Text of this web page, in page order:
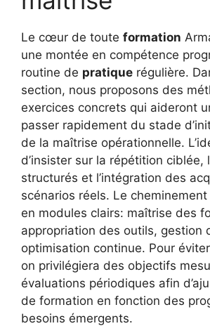
Le cœur de toute formation
une montée en compétence
routine de pratique régulière.
section, nous proposons des
exercices concrets qui aideront
passer rapidement du stade
de la maîtrise opérationnelle.
d’insister sur la répétition ciblée,
structurés et l’intégration des
scénarios réels. Le
en modules clairs: maîtrise des
appropriation des outils, gestion
optimisation continue. Pour
on privilégiera des objectifs
évaluations périodiques afin
de formation en fonction des
besoins émergents.